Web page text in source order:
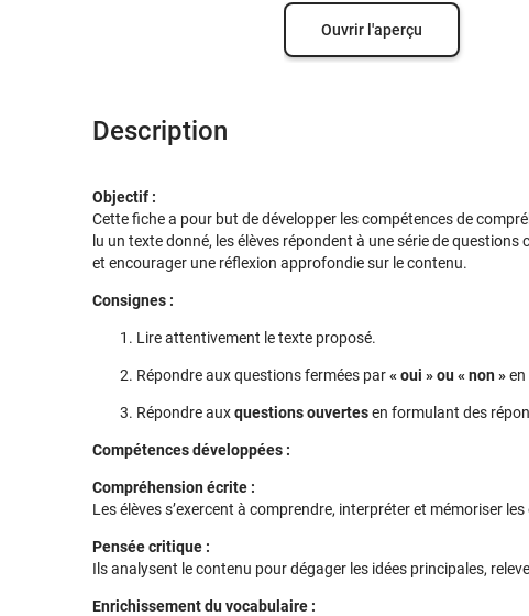
Ouvrir l'aperçu
Description
Objectif :
Cette fiche a pour but de développer les compétences de
lu un texte donné, les élèves répondent à une série de
et encourager une réflexion approfondie sur le contenu.
Consignes :
Lire attentivement le texte proposé.
Répondre aux questions fermées par« oui » ou « non »en
Répondre auxquestions ouvertesen formulant des
Compétences développées :
Compréhension écrite :
Les élèves s’exercent à comprendre, interpréter et mémoriser
Pensée critique :
Ils analysent le contenu pour dégager les idées principales,
Enrichissement du vocabulaire :